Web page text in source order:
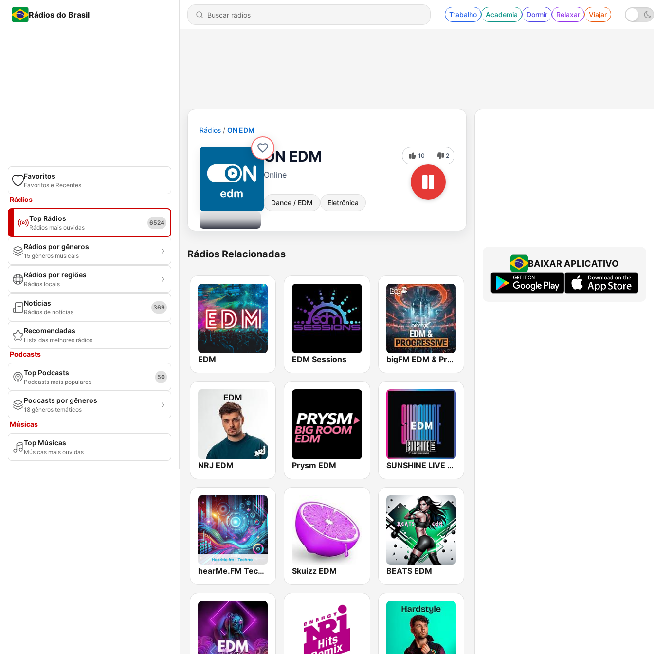
Rádios do Brasil Trabalho Academia Dormir Relaxar Viajar
Favoritos
Favoritos e Recentes
Rádios
Top Rádios
Rádios mais ouvidas
6524
Rádios por gêneros
15 gêneros musicais
Rádios por regiões
Rádios locais
Notícias
Rádios de notícias
369
Recomendadas
Lista das melhores rádios
Podcasts
Top Podcasts
Podcasts mais populares
50
Podcasts por gêneros
18 gêneros temáticos
Músicas
Top Músicas
Músicas mais ouvidas
Rádios ON EDM
ON EDM
Online
Dance / EDM Eletrônica
10 2
Rádios Relacionadas
EDM EDM Sessions bigFM EDM & Progressive
NRJ EDM Prysm EDM SUNSHINE LIVE - EDM
hearMe.FM Techno Skuizz EDM BEATS EDM
BAIXAR APLICATIVO